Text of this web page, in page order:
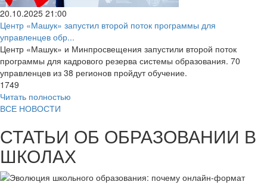
20.10.2025 21:00
Центр «Машук» запустил второй поток программы для
управленцев обр...
Центр «Машук» и Минпросвещения запустили второй поток
программы для кадрового резерва системы образования. 70
управленцев из 38 регионов пройдут обучение.
1749
Читать полностью
ВСЕ НОВОСТИ
СТАТЬИ ОБ ОБРАЗОВАНИИ В
ШКОЛАХ